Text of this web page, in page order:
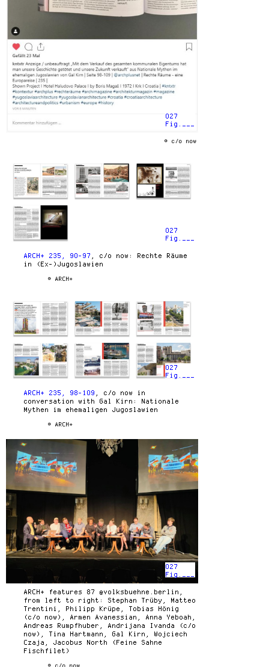
027
Fig.___
© c/o now
027
Fig.___
ARCH+ 235, 90-97
, c/o now: Rechte Räume
in (Ex-)Jugoslawien
© ARCH+
027
Fig.___
ARCH+ 235, 98-109
, c/o now in
conversation with Gal Kirn: Nationale
Mythen im ehemaligen Jugoslawien
© ARCH+
027
Fig.___
ARCH+ features 87 @volksbuehne.berlin,
from left to right: Stephan Trüby, Matteo
Trentini, Philipp Krüpe, Tobias Hönig
(c/o now), Armen Avanessian, Anna Yeboah,
Andreas Rumpfhuber, Andrijana Ivanda (c/o
now), Tina Hartmann, Gal Kirn, Wojciech
Czaja, Jacobus North (Feine Sahne
Fischfilet)
© c/o now